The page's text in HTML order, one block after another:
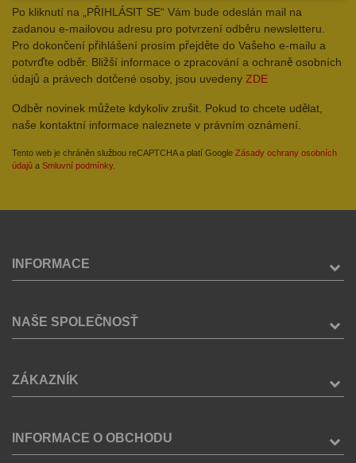
Po kliknutí na „PŘIHLÁSIT SE“ Vám bude odeslán mail na
zadanou e-mailovou adresu pro potvrzení odběru newsletteru.
Pro dokončení přihlášení prosím přejděte do Vašeho e-mailu a
potvrďte odběr. Bližší informace o zpracování a ochraně osobních
údajů a právech dotčené osoby, jsou uvedeny ZDE
Odběr novinek můžete kdykoliv zrušit. Pokud to chcete udělat,
naše kontaktní informace naleznete v právním oznámení.
Tento web je chráněn službou reCAPTCHA a platí Google Zásady ochrany osobních
údajů a Smluvní podmínky.
INFORMACE
NAŠE SPOLEČNOSŤ
ZÁKAZNÍK
INFORMACE O OBCHODU